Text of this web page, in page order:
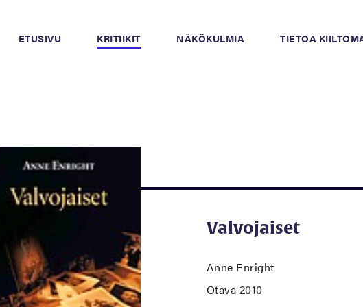
ETUSIVU KRITIIKIT NÄKÖKULMIA TIETOA
Valvojaiset
Anne Enright
Otava 2010